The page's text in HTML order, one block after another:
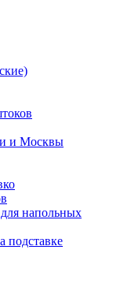
и Москвы
напольных
подставке